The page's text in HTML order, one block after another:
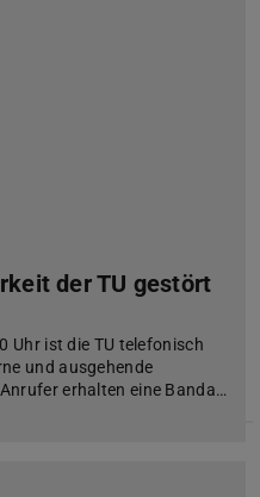
der TU gestört
Uhr ist die TU telefonisch
und ausgehende
erhalten eine Banda…